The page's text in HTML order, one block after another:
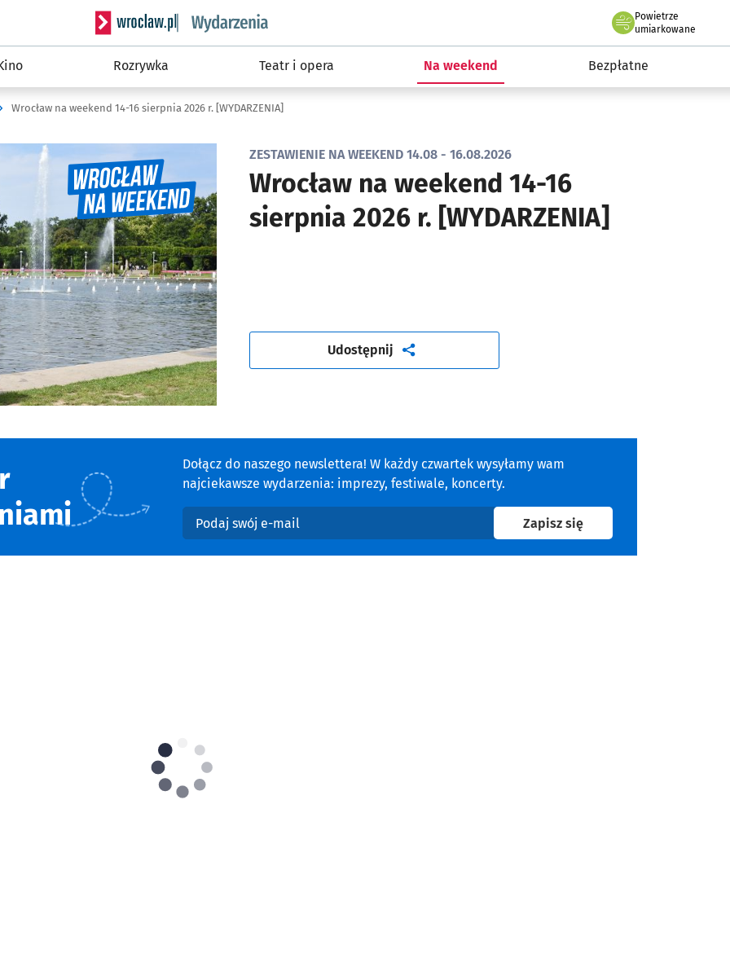
Serwis informacyjny wroclaw.pl podserwis: Wydarzenia
Powietrze
we Wrocławiu
umiarkowane
Rozrywka Teatr i opera Na weekend Bezpłatne
Wrocław na weekend 14-16 sierpnia 2026 r. [WYDARZENIA]
ZESTAWIENIE NA WEEKEND 14.08 - 16.08.2026
Wrocław na weekend 14-16
sierpnia 2026 r. [WYDARZENIA]
Udostępnijartykuł
Dołącz do naszego newslettera! W każdy czwartek wysyłamy wam
najciekawsze wydarzenia: imprezy, festiwale, koncerty.
Podaj swój e-mail
Zapisz sięna newsletter